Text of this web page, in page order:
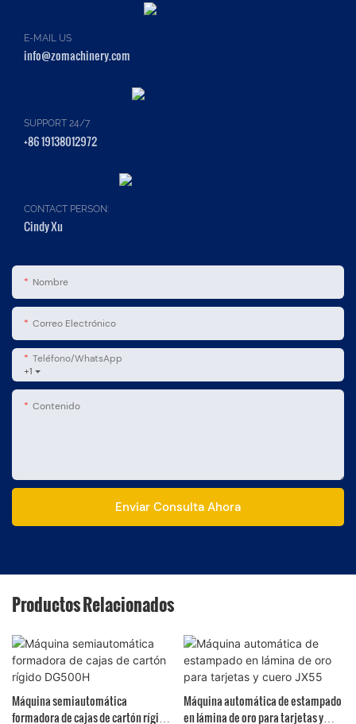
E-MAIL US
info@zomachinery.com
SUPPORT 24/7
+86 19138012972
CONTACT PERSON:
Cindy Xu
Nombre
Correo Electrónico
+1
Teléfono/WhatsApp
Contenido
Enviar Consulta Ahora
Productos Relacionados
Máquina semiautomática
formadora de cajas de cartón rígido
Máquina automática de estampado
en lámina de oro para tarjetas y